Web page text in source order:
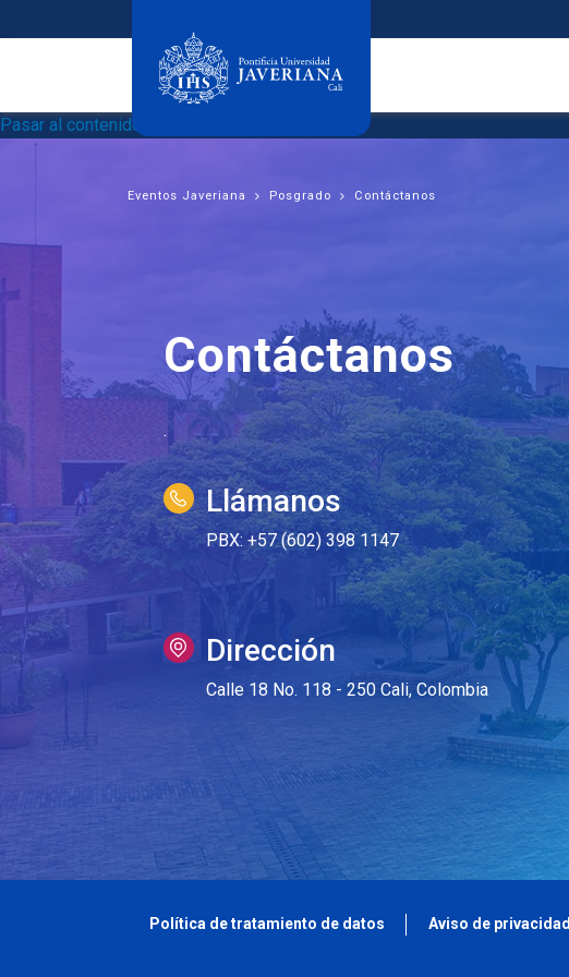
Pasar al contenido principal
Eventos Javeriana Posgrado Contáctanos
Contáctanos
.
Llámanos
PBX: +57 (602) 398 1147
Dirección
Calle 18 No. 118 - 250 Cali, Colombia
Política de tratamiento de datos Aviso de privacidad